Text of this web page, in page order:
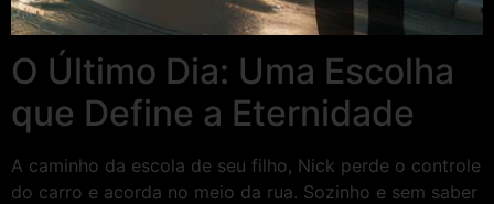
O Último Dia: Uma Escolha
que Define a Eternidade
A caminho da escola de seu filho, Nick perde o controle
do carro e acorda no meio da rua. Sozinho e sem saber